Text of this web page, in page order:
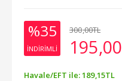
%35
INDIRIMLI
300,00TL
195,00
Havale/EFT ile:189 ,15TL